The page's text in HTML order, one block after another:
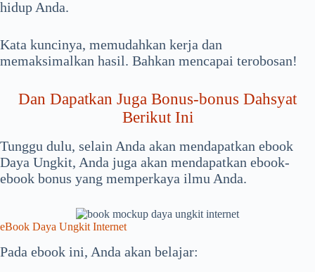
hidup Anda.
Kata kuncinya, memudahkan kerja dan
memaksimalkan hasil. Bahkan mencapai terobosan!
Dan Dapatkan Juga Bonus-bonus Dahsyat
Berikut Ini
Tunggu dulu, selain Anda akan mendapatkan ebook
Daya Ungkit, Anda juga akan mendapatkan ebook-
ebook bonus yang memperkaya ilmu Anda.
eBook Daya Ungkit Internet
Pada ebook ini, Anda akan belajar: